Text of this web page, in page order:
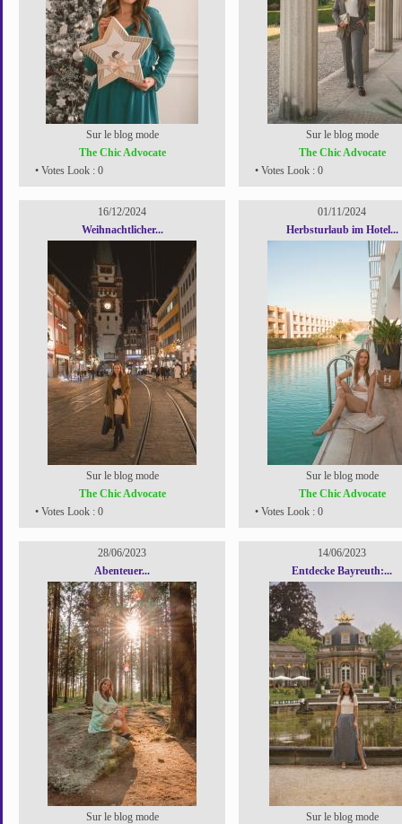
Sur le blog mode
The Chic Advocate
• Votes Look : 0
Sur le blog mode
The Chic Advocate
• Votes Look : 0
16/12/2024
Weihnachtlicher...
Sur le blog mode
The Chic Advocate
• Votes Look : 0
01/11/2024
Herbsturlaub im Hotel...
Sur le blog mode
The Chic Advocate
• Votes Look : 0
28/06/2023
Abenteuer...
Sur le blog mode
14/06/2023
Entdecke Bayreuth:...
Sur le blog mode